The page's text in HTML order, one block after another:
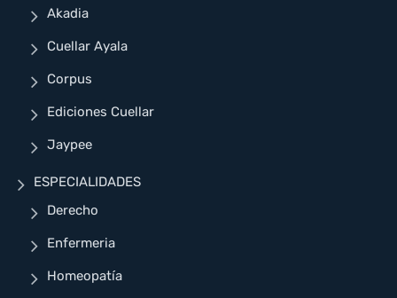
Akadia
Cuellar Ayala
Corpus
Ediciones Cuellar
Jaypee
ESPECIALIDADES
Derecho
Enfermeria
Homeopatía